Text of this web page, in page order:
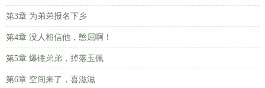
第3章 为弟弟报名下乡
第4章 没人相信他，憋屈啊！
第5章 爆锤弟弟，掉落玉佩
第6章 空间来了，喜滋滋